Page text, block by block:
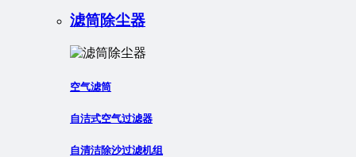
滤筒除尘器
空气滤筒
自洁式空气过滤器
自清洁除沙过滤机组